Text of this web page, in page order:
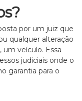
por um juiz que
qualquer alteração
veículo. Essa
judiciais onde o
garantia para o